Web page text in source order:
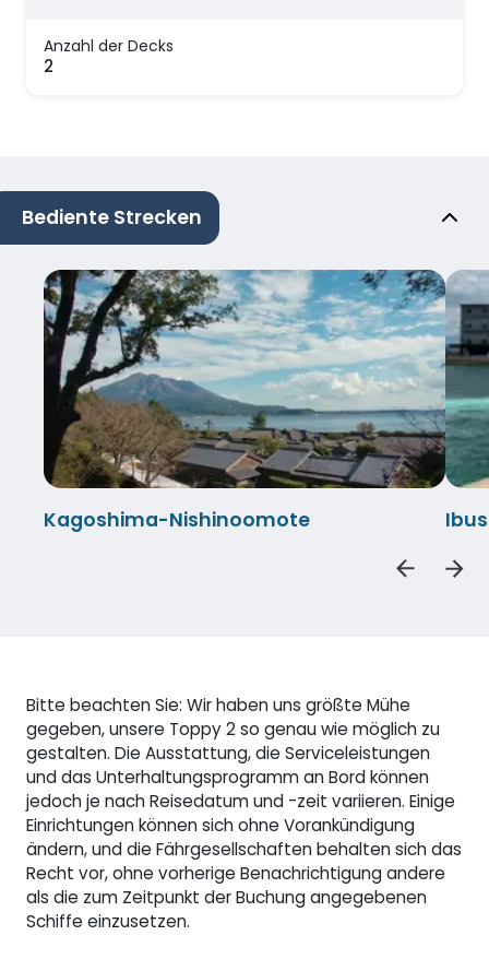
Anzahl der Decks
2
Bediente Strecken
Kagoshima-Nishinoomote
Bitte beachten Sie: Wir haben uns größte Mühe
gegeben, unsere Toppy 2 so genau wie möglich zu
gestalten. Die Ausstattung, die Serviceleistungen
und das Unterhaltungsprogramm an Bord können
jedoch je nach Reisedatum und -zeit variieren. Einige
Einrichtungen können sich ohne Vorankündigung
ändern, und die Fährgesellschaften behalten sich das
Recht vor, ohne vorherige Benachrichtigung andere
als die zum Zeitpunkt der Buchung angegebenen
Schiffe einzusetzen.